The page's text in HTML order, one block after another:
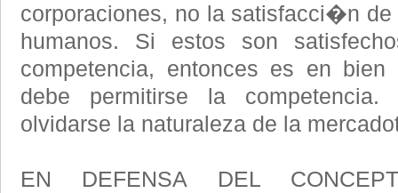
corporaciones, no la satisfacci�n
humanos. Si estos son
competencia, entonces es en
debe permitirse la
olvidarse la naturaleza de la
EN DEFENSA DEL